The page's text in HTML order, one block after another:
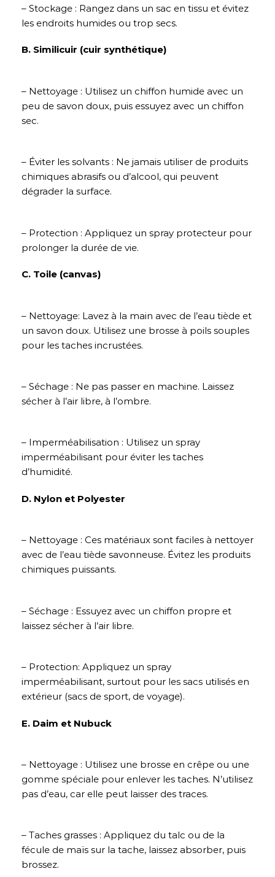
– Stockage : Rangez dans un sac en tissu et évitez
les endroits humides ou trop secs.
B. Similicuir (cuir synthétique)
– Nettoyage : Utilisez un chiffon humide avec un
peu de savon doux, puis essuyez avec un chiffon
sec.
– Éviter les solvants : Ne jamais utiliser de produits
chimiques abrasifs ou d’alcool, qui peuvent
dégrader la surface.
– Protection : Appliquez un spray protecteur pour
prolonger la durée de vie.
C. Toile (canvas)
– Nettoyage: Lavez à la main avec de l’eau tiède et
un savon doux. Utilisez une brosse à poils souples
pour les taches incrustées.
– Séchage : Ne pas passer en machine. Laissez
sécher à l’air libre, à l’ombre.
– Imperméabilisation : Utilisez un spray
imperméabilisant pour éviter les taches
d’humidité.
D. Nylon et Polyester
– Nettoyage : Ces matériaux sont faciles à nettoyer
avec de l’eau tiède savonneuse. Évitez les produits
chimiques puissants.
– Séchage : Essuyez avec un chiffon propre et
laissez sécher à l’air libre.
– Protection: Appliquez un spray
imperméabilisant, surtout pour les sacs utilisés en
extérieur (sacs de sport, de voyage).
E. Daim et Nubuck
– Nettoyage : Utilisez une brosse en crêpe ou une
gomme spéciale pour enlever les taches. N’utilisez
pas d’eau, car elle peut laisser des traces.
– Taches grasses : Appliquez du talc ou de la
fécule de maïs sur la tache, laissez absorber, puis
brossez.